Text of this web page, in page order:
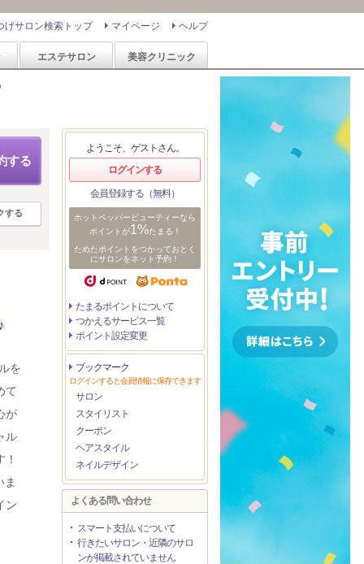
ヘルプ
マイページ
げサロン検索トップ
エステサロン 美容クリニック
する
する
を
て
が
ル
ま
ン
ようこそ、ゲストさん。
ログインする
会員登録する（無料）
ホットペッパービューティーなら
ポイントが1%たまる！
ためたポイントをつかっておとく
にサロンをネット予約！
たまるポイントについて
つかえるサービス一覧
ポイント設定変更
ブックマーク
ログインすると会員情報に保存できます
サロン
スタイリスト
クーポン
ヘアスタイル
ネイルデザイン
よくある問い合わせ
スマート支払いについて
行きたいサロン・近隣のサロ
ンが掲載されていません